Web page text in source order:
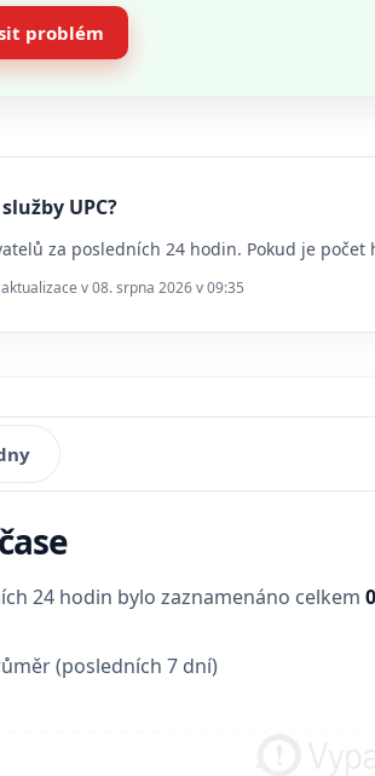
problém
UPC?
za posledních 24 hodin. Pokud je
v 08. srpna 2026 v 09:35
24 hodin bylo zaznamenáno celkem
(posledních 7 dní)